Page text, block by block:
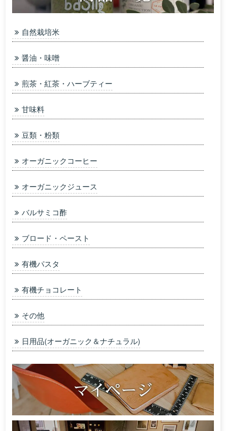
自然栽培米
醤油・味噌
煎茶・紅茶・ハーブティー
甘味料
豆類・粉類
オーガニックコーヒー
オーガニックジュース
バルサミコ酢
ブロード・ペースト
有機パスタ
有機チョコレート
その他
日用品(オーガニック＆ナチュラル)